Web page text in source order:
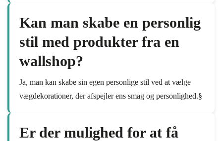
Kan man skabe en personlig
stil med produkter fra en
wallshop?
Ja, man kan skabe sin egen personlige stil ved at vælge
vægdekorationer, der afspejler ens smag og personlighed.§
Er der mulighed for at få